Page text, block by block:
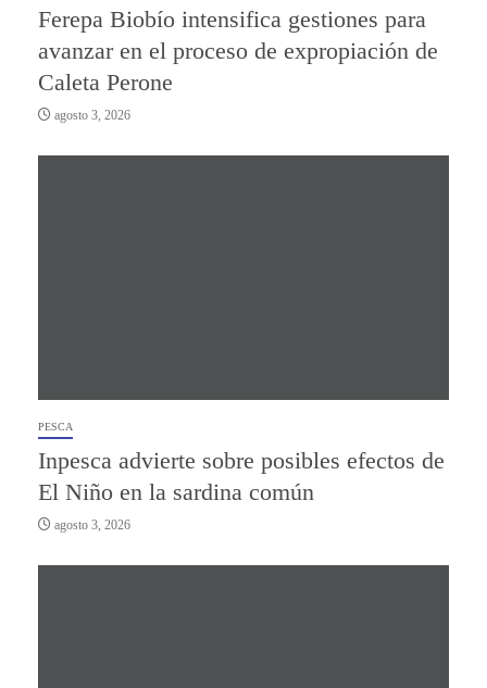
Ferepa Biobío intensifica gestiones para
avanzar en el proceso de expropiación de
Caleta Perone
agosto 3, 2026
PESCA
Inpesca advierte sobre posibles efectos de
El Niño en la sardina común
agosto 3, 2026